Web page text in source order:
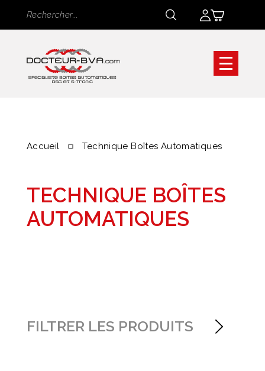
Rechercher
Rechercher
Accueil Technique Boîtes Automatiques
TECHNIQUE BOÎTES
AUTOMATIQUES
FILTRER LES PRODUITS